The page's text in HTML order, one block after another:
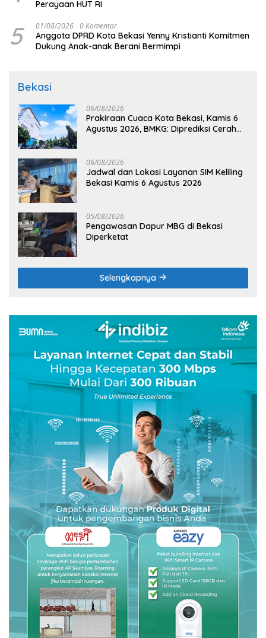
Perayaan HUT RI
5 01/08/2026 0 Komentar
Anggota DPRD Kota Bekasi Yenny Kristianti Komitmen
Dukung Anak-anak Berani Bermimpi
Bekasi
06/08/2026
Prakiraan Cuaca Kota Bekasi, Kamis 6
Agustus 2026, BMKG: Diprediksi Cerah
06/08/2026
Jadwal dan Lokasi Layanan SIM Keliling
Bekasi Kamis 6 Agustus 2026
05/08/2026
Pengawasan Dapur MBG di Bekasi
Diperketat
Selengkapnya